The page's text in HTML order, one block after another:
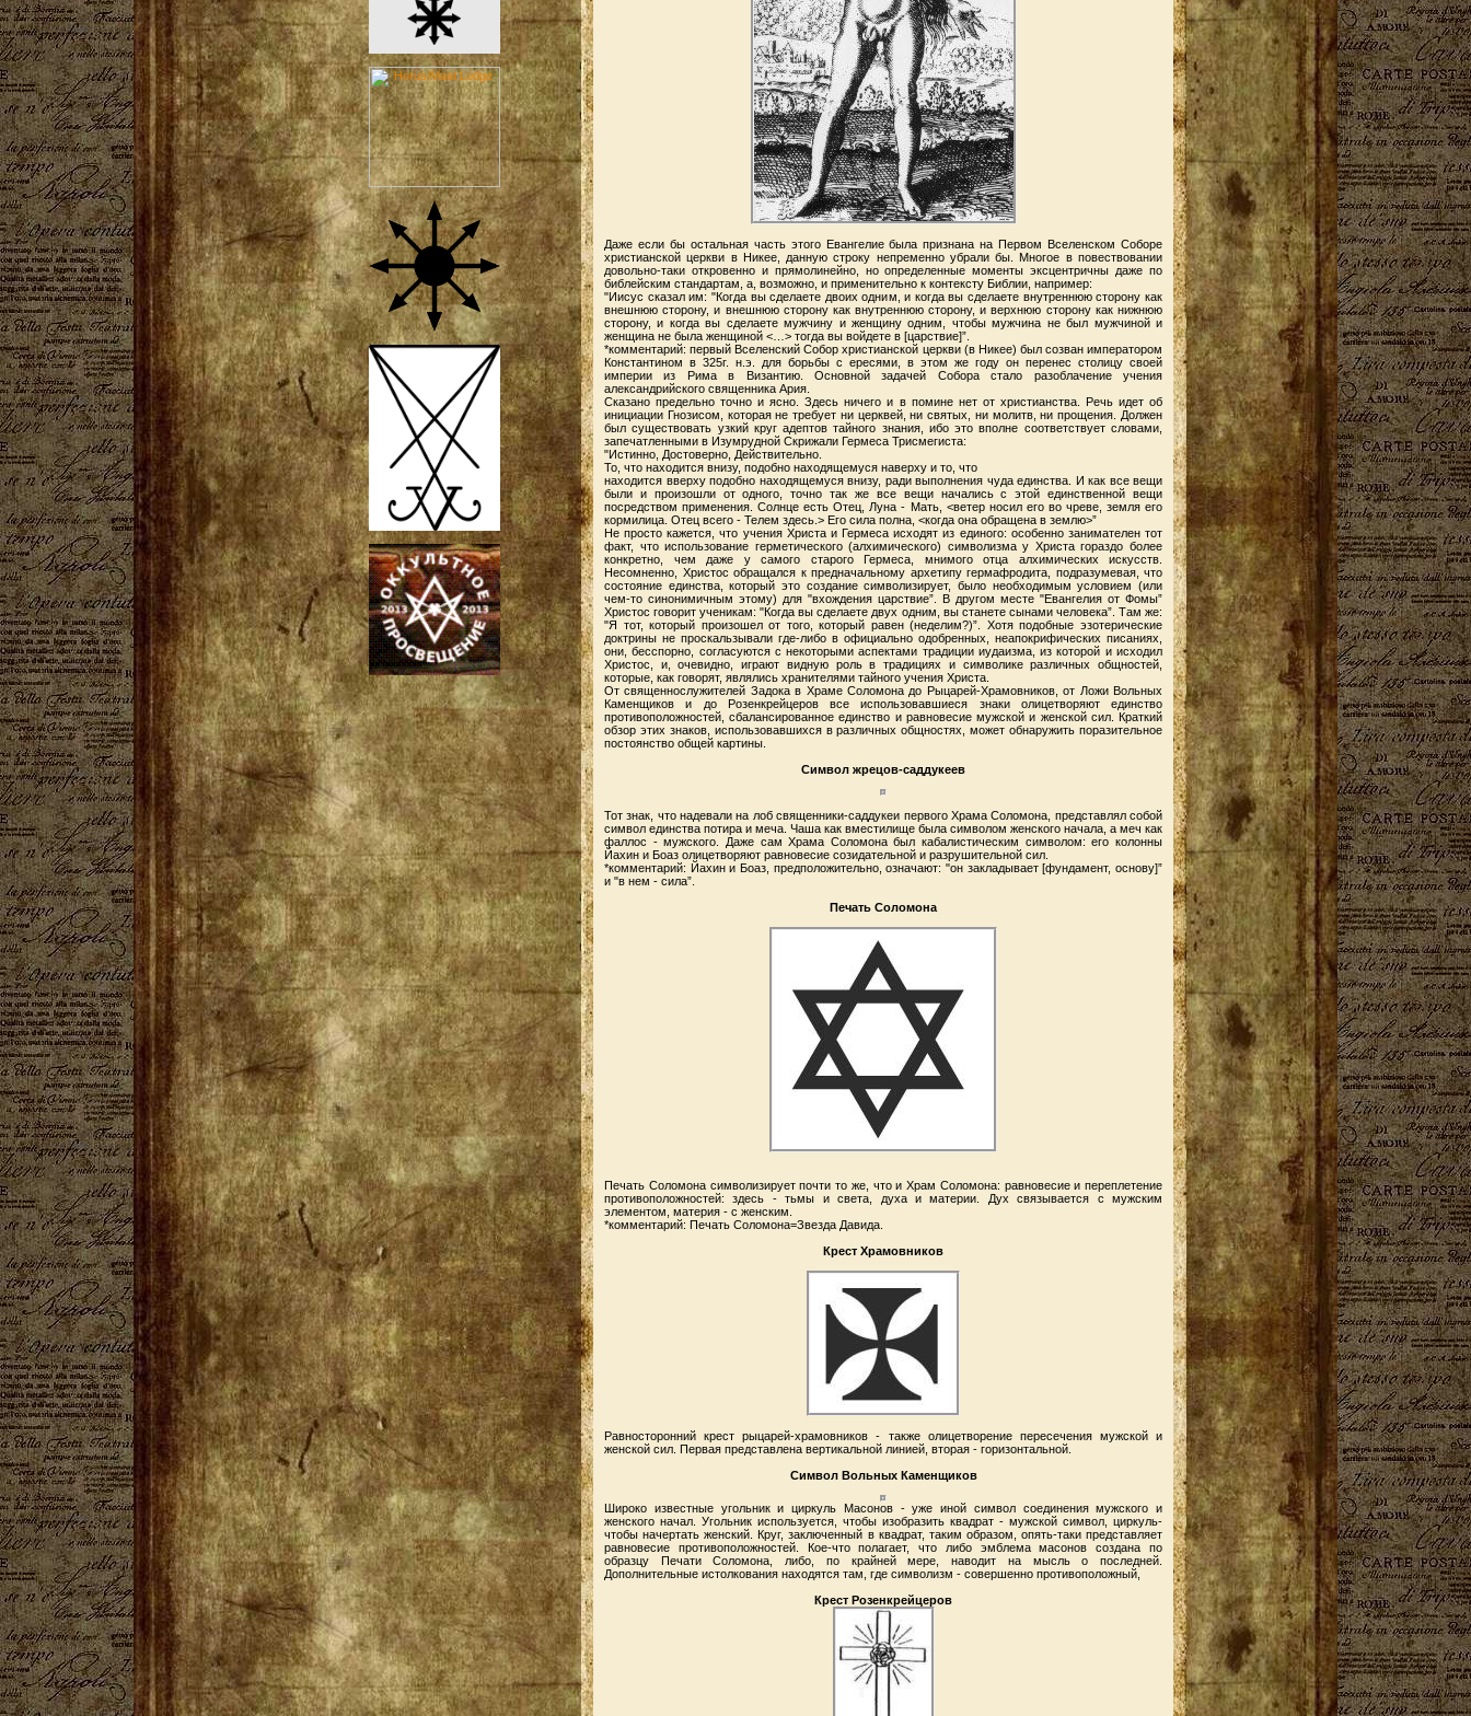
Даже если бы остальная часть этого Евангелие была признана на Первом Вселенском Соборе
христианской церкви в Никее, данную строку непременно убрали бы. Многое в повествовании
довольно-таки откровенно и прямолинейно, но определенные моменты эксцентричны даже по
библейским стандартам, а, возможно, и применительно к контексту Библии, например:
"Иисус сказал им: "Когда вы сделаете двоих одним, и когда вы сделаете внутреннюю сторону как
внешнюю сторону, и внешнюю сторону как внутреннюю сторону, и верхнюю сторону как нижнюю
сторону, и когда вы сделаете мужчину и женщину одним, чтобы мужчина не был мужчиной и
женщина не была женщиной <…> тогда вы войдете в [царствие]”.
*комментарий: первый Вселенский Собор христианской церкви (в Никее) был созван императором
Константином в 325г. н.э. для борьбы с ересями, в этом же году он перенес столицу своей
империи из Рима в Византию. Основной задачей Собора стало разоблачение учения
александрийского священника Ария.
Cказано предельно точно и ясно. Здесь ничего и в помине нет от христианства. Речь идет об
инициации Гнозисом, которая не требует ни церквей, ни святых, ни молитв, ни прощения. Должен
был существовать узкий круг адептов тайного знания, ибо это вполне соответствует словами,
запечатленными в Изумрудной Скрижали Гермеса Трисмегиста:
"Истинно, Достоверно, Действительно.
То, что находится внизу, подобно находящемуся наверху и то, что
находится вверху подобно находящемуся внизу, ради выполнения чуда единства. И как все вещи
были и произошли от одного, точно так же все вещи начались с этой единственной вещи
посредством применения. Солнце есть Отец, Луна - Мать, <ветер носил его во чреве, земля его
кормилица. Отец всего - Телем здесь.> Его сила полна, <когда она обращена в землю>”
Не просто кажется, что учения Христа и Гермеса исходят из единого: особенно занимателен тот
факт, что использование герметического (алхимического) символизма у Христа гораздо более
конкретно, чем даже у самого старого Гермеса, мнимого отца алхимических искусств.
Несомненно, Христос обращался к предначальному архетипу гермафродита, подразумевая, что
состояние единства, который это создание символизирует, было необходимым условием (или
чем-то синонимичным этому) для "вхождения царствие”. В другом месте "Евангелия от Фомы”
Христос говорит ученикам: "Когда вы сделаете двух одним, вы станете сынами человека”. Там же:
"Я тот, который произошел от того, который равен (неделим?)”. Хотя подобные эзотерические
доктрины не проскальзывали где-либо в официально одобренных, неапокрифических писаниях,
они, бесспорно, согласуются с некоторыми аспектами традиции иудаизма, из которой и исходил
Христос, и, очевидно, играют видную роль в традициях и символике различных общностей,
которые, как говорят, являлись хранителями тайного учения Христа.
От священнослужителей Задока в Храме Соломона до Рыцарей-Храмовников, от Ложи Вольных
Каменщиков и до Розенкрейцеров все использовавшиеся знаки олицетворяют единство
противоположностей, сбалансированное единство и равновесие мужской и женской сил. Краткий
обзор этих знаков, использовавшихся в различных общностях, может обнаружить поразительное
постоянство общей картины.
Символ жрецов-саддукеев
Тот знак, что надевали на лоб священники-саддукеи первого Храма Соломона, представлял собой
символ единства потира и меча. Чаша как вместилище была символом женского начала, а меч как
фаллос - мужского. Даже сам Храма Соломона был кабалистическим символом: его колонны
Йахин и Боаз олицетворяют равновесие созидательной и разрушительной сил.
*комментарий: Йахин и Боаз, предположительно, означают: "он закладывает [фундамент, основу]”
и "в нем - сила”.
Печать Соломона
Печать Соломона символизирует почти то же, что и Храм Соломона: равновесие и переплетение
противоположностей: здесь - тьмы и света, духа и материи. Дух связывается с мужским
элементом, материя - с женским.
*комментарий: Печать Соломона=Звезда Давида.
Крест Храмовников
Равносторонний крест рыцарей-храмовников - также олицетворение пересечения мужской и
женской сил. Первая представлена вертикальной линией, вторая - горизонтальной.
Символ Вольных Каменщиков
Широко известные угольник и циркуль Масонов - уже иной символ соединения мужского и
женского начал. Угольник используется, чтобы изобразить квадрат - мужской символ, циркуль-
чтобы начертать женский. Круг, заключенный в квадрат, таким образом, опять-таки представляет
равновесие противоположностей. Кое-что полагает, что либо эмблема масонов создана по
образцу Печати Соломона, либо, по крайней мере, наводит на мысль о последней.
Дополнительные истолкования находятся там, где символизм - совершенно противоположный,
Крест Розенкрейцеров